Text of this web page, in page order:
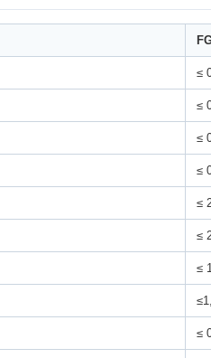
≤
≤
≤
≤
≤
≤
≤
≤